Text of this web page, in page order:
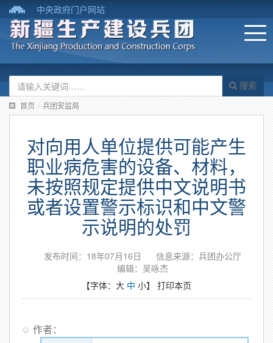
中央政府门户网站
搜索
首页 / 兵团安监局
对向用人单位提供可能产生
职业病危害的设备、材料，
未按照规定提供中文说明书
或者设置警示标识和中文警
示说明的处罚
发布时间：18年07月16日
信息来源：兵团办公厅
编辑：吴咏杰
【字体： 大 中 小】 打印本页
作者：